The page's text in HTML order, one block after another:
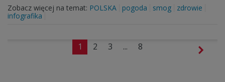
Zobacz więcej na temat: POLSKA pogoda smog
zdrowie
infografika
1 2 3 ... 8